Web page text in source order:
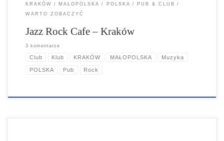
KRAKÓW MAŁOPOLSKA POLSKA
PUB & CLUB
WARTO ZOBACZYĆ
Jazz Rock Cafe – Kraków
3 komentarze
Club Klub KRAKÓW MAŁOPOLSKA Muzyka
POLSKA Pub Rock